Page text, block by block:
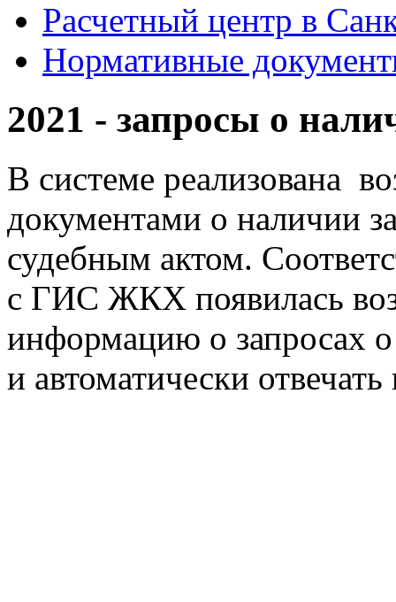
Расчетный центр в
Нормативные
2021 - запросы о
В системе реализована
документами о наличии
судебным актом.
с ГИС ЖКХ появилась
информацию о запросах
и автоматически